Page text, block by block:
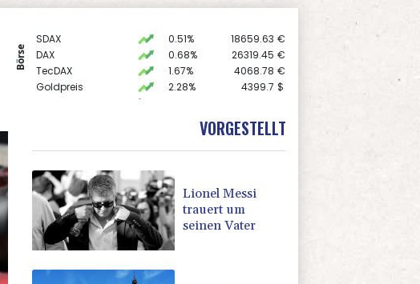
Börse
SDAX 0.51% 18659.63 €
DAX
0.68% 26319.45 €
TecDAX
1.67% 4068.78 €
Goldpreis
2.28% 4399.7 $
6523.86 €
1.1562 $
VORGESTELLT
Lionel Messi
trauert um
seinen Vater